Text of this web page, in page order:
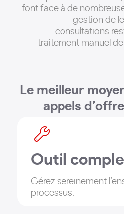
font face à de
gestion de
consultations
traitement manuel
Le meilleur
appels
Outil
Gérez sereinement
processus.